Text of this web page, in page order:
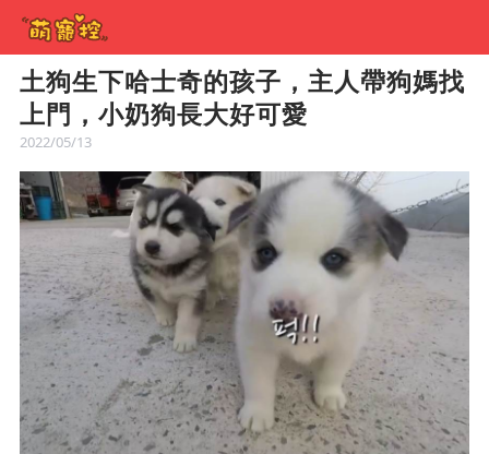
土狗生下哈士奇的孩子，主人帶狗媽找
上門，小奶狗長大好可愛
2022/05/13